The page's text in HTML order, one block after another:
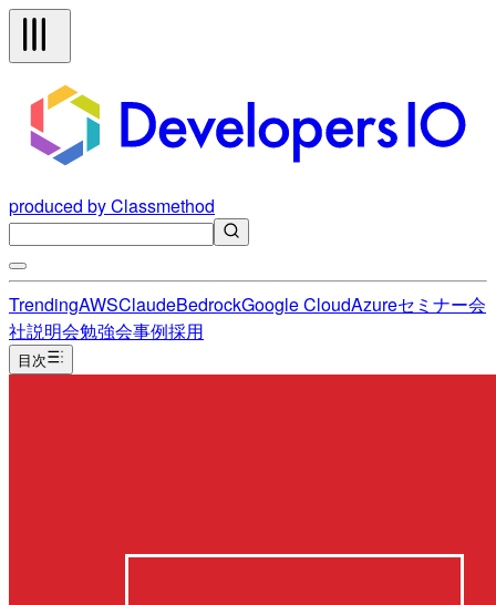
produced by Classmethod
TrendingAWSClaudeBedrockGoogle CloudAzureセミナー会
社説明会勉強会事例採用
目次